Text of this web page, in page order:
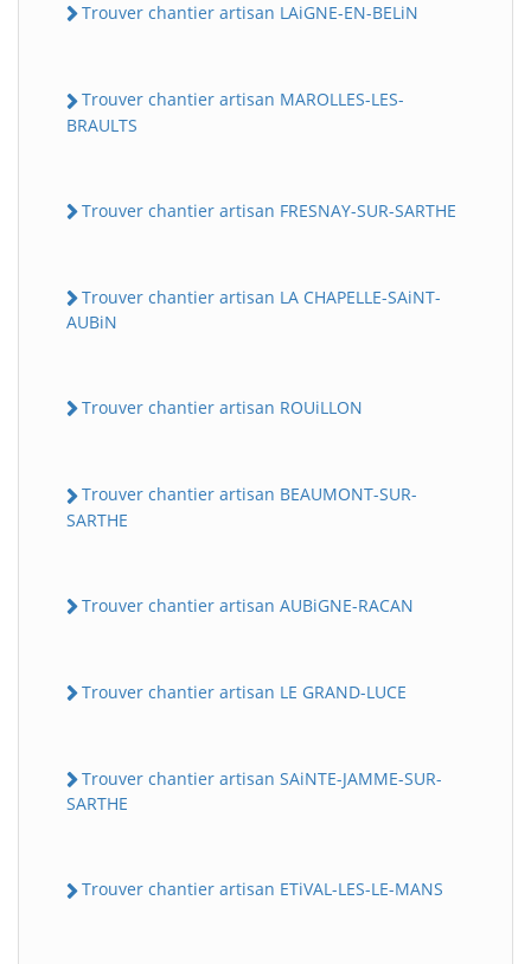
Trouver chantier artisan LAiGNE-EN-BELiN
Trouver chantier artisan MAROLLES-LES-
BRAULTS
Trouver chantier artisan FRESNAY-SUR-SARTHE
Trouver chantier artisan LA CHAPELLE-SAiNT-
AUBiN
Trouver chantier artisan ROUiLLON
Trouver chantier artisan BEAUMONT-SUR-
SARTHE
Trouver chantier artisan AUBiGNE-RACAN
Trouver chantier artisan LE GRAND-LUCE
Trouver chantier artisan SAiNTE-JAMME-SUR-
SARTHE
Trouver chantier artisan ETiVAL-LES-LE-MANS